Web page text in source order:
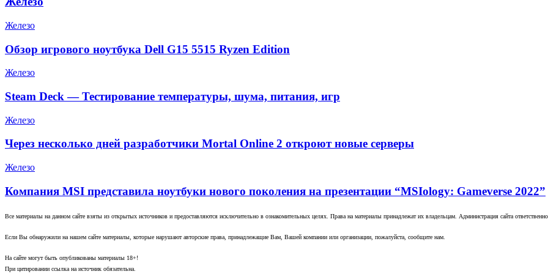
Железо
Обзор игрового ноутбука Dell G15 5515 Ryzen Edition
Железо
Steam Deck — Тестирование температуры, шума, питания, игр
Железо
Через несколько дней разработчики Mortal Online 2 откроют новые серверы
Железо
Компания MSI представила ноутбуки нового поколения на презентации “MSIology: Gameverse 2022”
Все материалы на данном сайте взяты из открытых источников и предоставляются исключительно в ознакомительных целях. Права на материалы принадлежат их владельцам. Администрация сайта
Если Вы обнаружили на нашем сайте материалы, которые нарушают авторские права, принадлежащие Вам, Вашей компании или организации, пожалуйста, сообщите нам.
На сайте могут быть опубликованы материалы 18+!
При цитировании ссылка на источник обязательна.